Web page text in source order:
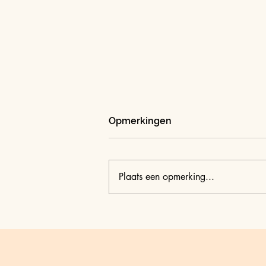
Opmerkingen
Plaats een opmerking...